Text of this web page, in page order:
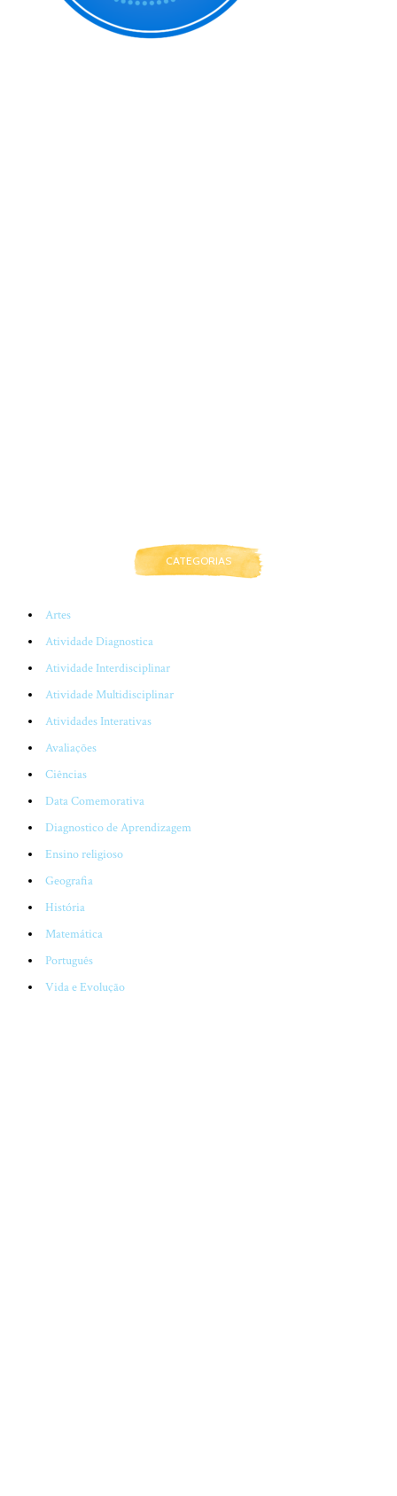
CATEGORIAS
Artes
Atividade Diagnostica
Atividade Interdisciplinar
Atividade Multidisciplinar
Atividades Interativas
Avaliações
Ciências
Data Comemorativa
Diagnostico de Aprendizagem
Ensino religioso
Geografia
História
Matemática
Português
Vida e Evolução